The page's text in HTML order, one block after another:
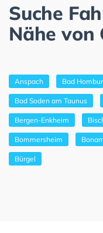
Suche
Nähe von
Anspach Bad
Bad Soden am Taunus
Bergen-Enkheim
Bommersheim
Bürgel